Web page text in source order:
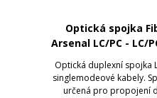
Optická spojka
Arsenal LC/PC - LC/
duplex
Optická duplexní spojka
singlemodeové kabely.
určená pro propojení